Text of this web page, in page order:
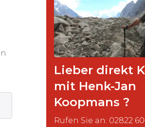
Lieber direkt
mit Henk-Jan
Koopmans ?
Rufen Sie an: 02822